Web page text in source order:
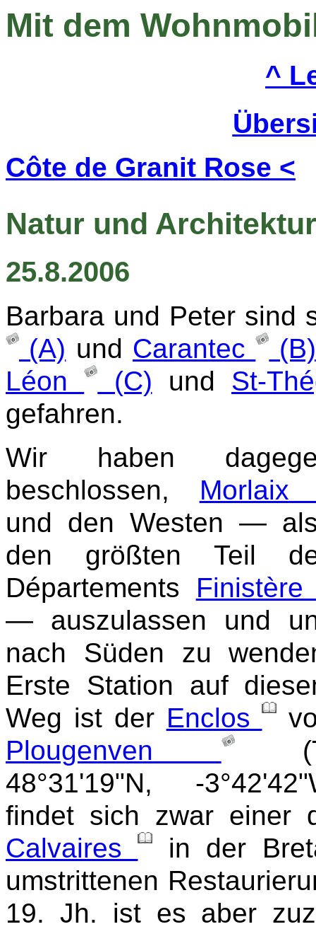
Mit dem
^
Côte de Granit Rose <
Natur und
25.8.2006
Barbara und Peter sind
(A) und Carantec (B)
Léon
(C) und St-
gefahren.
Wir haben
beschlossen,
und den Westen —
den größten Teil
Départements
— auszulassen und
nach Süden zu
Erste Station auf
Weg ist der Enclos
Plougenven
48°31'19"N, -
findet sich zwar einer
Calvaires
in der
umstrittenen
19. Jh. ist es aber